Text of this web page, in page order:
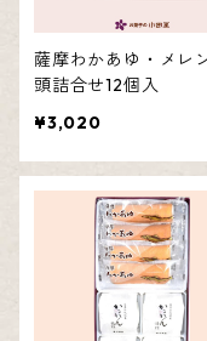
薩摩わかあゆ・メレ
頭詰合せ12個入
¥3,020